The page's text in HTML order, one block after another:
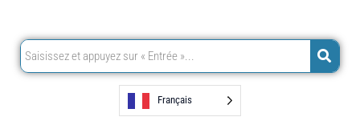
k
a
m
Français